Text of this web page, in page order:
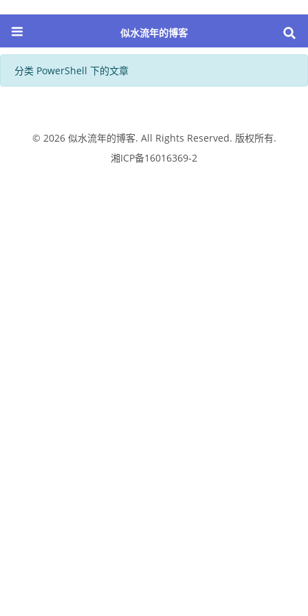
似水流年的博客
分类 PowerShell 下的文章
© 2026 似水流年的博客. All Rights Reserved. 版权所有.
湘ICP备16016369-2